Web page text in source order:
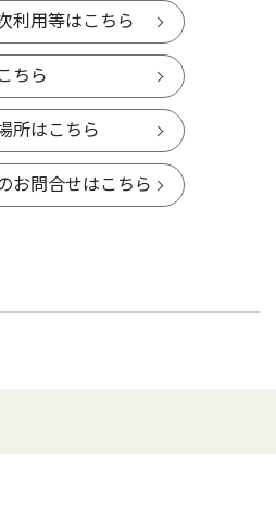
利用等はこちら
ちら
所はこちら
お問合せはこちら